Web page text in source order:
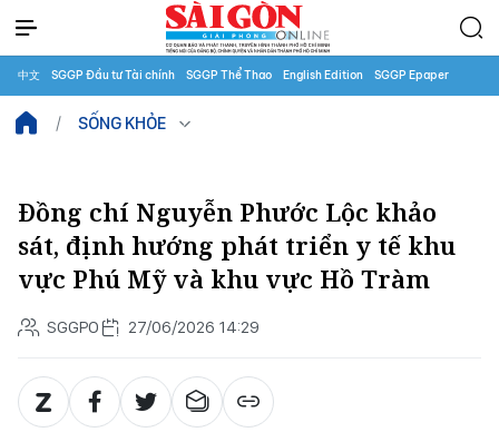
中文 SGGP Đầu tư Tài chính SGGP Thể Thao English Edition SGGP Epaper
SỐNG KHỎE
Đồng chí Nguyễn Phước Lộc khảo
sát, định hướng phát triển y tế khu
vực Phú Mỹ và khu vực Hồ Tràm
SGGPO 27/06/2026 14:29